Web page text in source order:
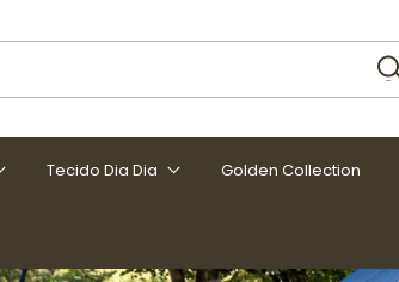
Tecido Dia Dia Golden Collection